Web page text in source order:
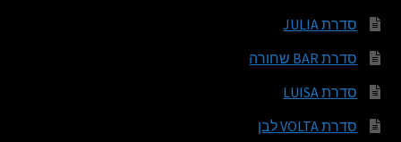
סדרת JULIA
סדרת BAR שחורה
סדרת LUISA
סדרת VOLTA לבן